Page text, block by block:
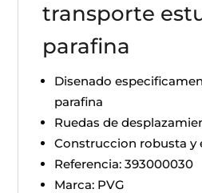
transporte
parafina
Disenado
parafina
Ruedas de
Construccion robusta y
Referencia: 393000030
Marca: PVG